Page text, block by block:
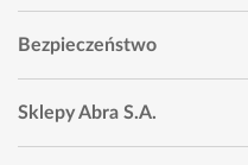
Bezpieczeństwo
Sklepy Abra S.A.